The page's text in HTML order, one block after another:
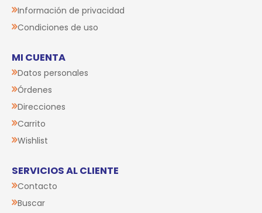
Información de privacidad
Condiciones de uso
MI CUENTA
Datos personales
Órdenes
Direcciones
Carrito
Wishlist
SERVICIOS AL CLIENTE
Contacto
Buscar